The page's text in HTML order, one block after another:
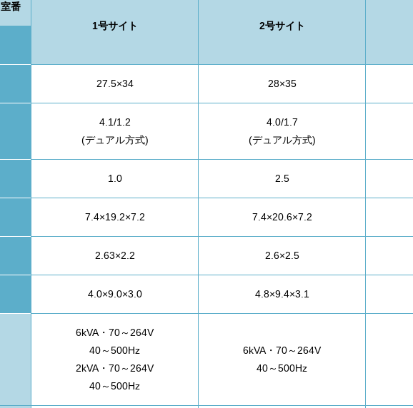
室番
1号サイト
2号サイト
27.5×34 28×35
4.1/1.2
(デュアル方式)
4.0/1.7
(デュアル方式)
1.0 2.5
7.4×19.2×7.2 7.4×20.6×7.2
2.63×2.2 2.6×2.5
4.0×9.0×3.0 4.8×9.4×3.1
6kVA・70～264V
40～500Hz
2kVA・70～264V
40～500Hz
6kVA・70～264V
40～500Hz